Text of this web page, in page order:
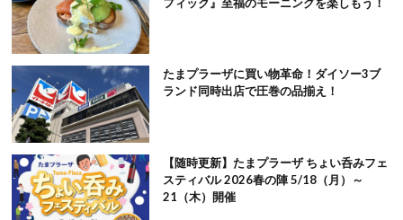
たまプラーザに買い物革命！ダイソー3ブ
ランド同時出店で圧巻の品揃え！
【随時更新】たまプラーザ ちょい呑みフェ
スティバル 2026春の陣 5/18（月）～
21（木）開催